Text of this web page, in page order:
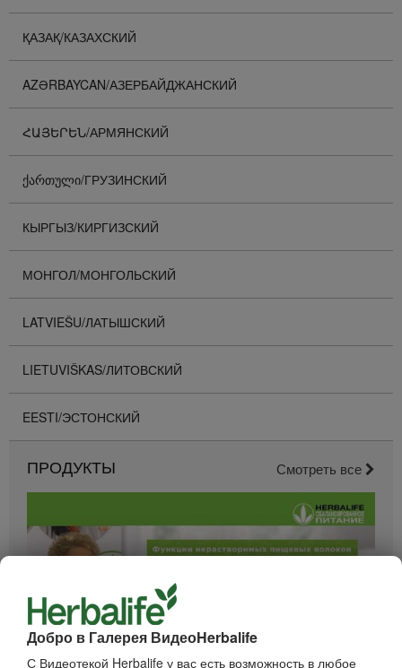
Добро в Галерея ВидеоHerbalife
С Видеотекой Herbalife у вас есть возможность в любое
ҚАЗАҚ/КАЗАХСКИЙ
AZƏRBAYCAN/АЗЕРБАЙДЖАНСКИЙ
ՀԱՅԵՐԵՆ/АРМЯНСКИЙ
ᲥᲐᲠᲗᲣᲚᲘ/ГРУЗИНСКИЙ
КЫРГЫЗ/КИРГИЗСКИЙ
МОНГОЛ/МОНГОЛЬСКИЙ
LATVIEŠU/ЛАТЫШСКИЙ
LIETUVIŠKAS/ЛИТОВСКИЙ
EESTI/ЭСТОНСКИЙ
ПРОДУКТЫ Смотреть все